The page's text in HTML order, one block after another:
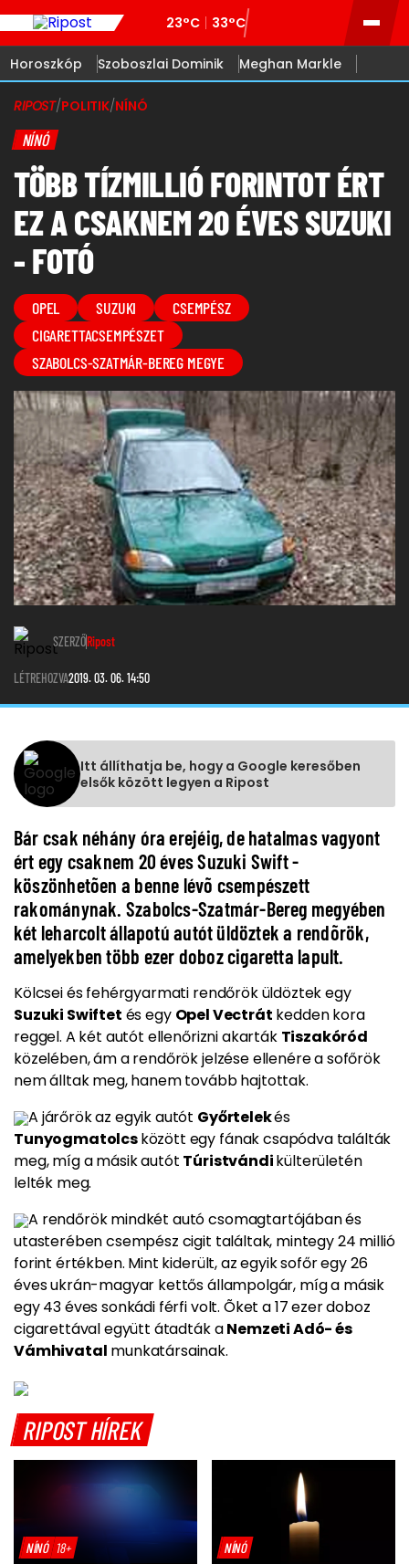
23°C 33°C
Horoszkóp Szoboszlai Dominik Meghan Markle
RIPOST/POLITIK/NÍNÓ
NÍNÓ
TÖBB TÍZMILLIÓ FORINTOT ÉRT
EZ A CSAKNEM 20 ÉVES SUZUKI
- FOTÓ
OPEL SUZUKI
CSEMPÉSZ
CIGARETTACSEMPÉSZET
SZABOLCS-SZATMÁR-BEREG MEGYE
SZERZŐRipost
LÉTREHOZVA2019. 03. 06. 14:50
Itt állíthatja be, hogy a Google keresőben
elsők között legyen a Ripost
Bár csak néhány óra erejéig, de hatalmas vagyont
ért egy csaknem 20 éves Suzuki Swift -
köszönhetõen a benne lévõ csempészett
rakománynak. Szabolcs-Szatmár-Bereg megyében
két leharcolt állapotú autót üldöztek a rendõrök,
amelyekben több ezer doboz cigaretta lapult.
Kölcsei és fehérgyarmati rendőrök üldöztek egy
Suzuki Swiftet és egy Opel Vectrát kedden kora
reggel. A két autót ellenőrizni akarták Tiszakóród
közelében, áma rendőrök jelzése ellenére a sofőrök
nem álltak meg, hanem tovább hajtottak.
A járőrök az egyik autót Győrtelekés
Tunyogmatolcsközött egy fának csapódva találták
meg, míg a másik autót Túristvándikülterületén
lelték meg.
A rendőrök mindkét autó csomagtartójában és
utasterében csempész cigit találtak, mintegy 24 millió
forint értékben. Mint kiderült, az egyik sofőr egy 26
éves ukrán-magyar kettős állampolgár, míg a másik
egy 43 éves sonkádi férfi volt. Õket a 17 ezer doboz
cigarettával együtt átadták aNemzeti Adó- és
Vámhivatal munkatársainak.
RIPOST HÍREK
NÍNÓ 18+ NÍNÓ